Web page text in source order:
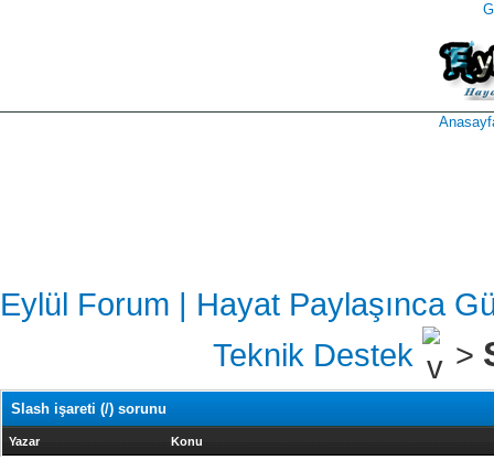
Eylül Forum | Hayat Paylaşınca
Teknik Destek
>
Slash işareti (/) sorunu
Yazar Konu